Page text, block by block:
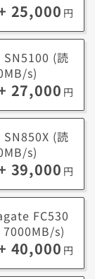
たが、映像描写や
ゲームも存在しま
ょう。
～200GBを
り約60MB、4K
必要です。例え
：10～30GB
）：30～100GB
50～200GB以
25,000 円
SN5100 (読
s)
27,000 円
(読
s)
39,000 円
FC530
7000MB/s)
40,000 円